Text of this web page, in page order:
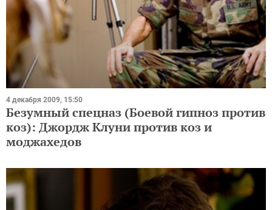
4 декабря 2009, 15:50
Безумный спецназ (Боевой гипноз против
коз): Джордж Клуни против коз и
моджахедов